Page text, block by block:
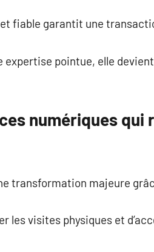
fiable garantit une
expertise pointue, elle
numériques
transformation majeure
les visites physiques et